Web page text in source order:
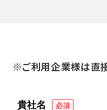
※ご利用企業様は直